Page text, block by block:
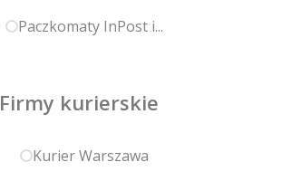
Paczkomaty InPost i...
Firmy kurierskie
Kurier Warszawa